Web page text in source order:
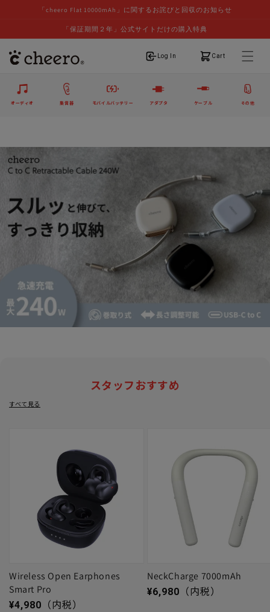
「cheero Flat 10000mAh」に関するお詫びと回収のお知らせ
「保証期間２年」公式サイトだけの購入特典
Log In
ログイン Cart
カート
オーディオ 集音器 モバイルバッテリー アダプタ ケーブル その他
スタッフおすすめ
すべて見る
Wireless Open Earphones
Smart Pro
通常価格
¥4,980 （内税）
NeckCharge 7000mAh
通常価格
¥6,980 （内税）